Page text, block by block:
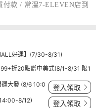
款 / 常溫7-ELEVEN店到
ALL好運】(7/30-8/31)
折20點贈中美式(8/1-8/31 限1
大發 (8/6 10:0
登入領取
8/12) 登入領取